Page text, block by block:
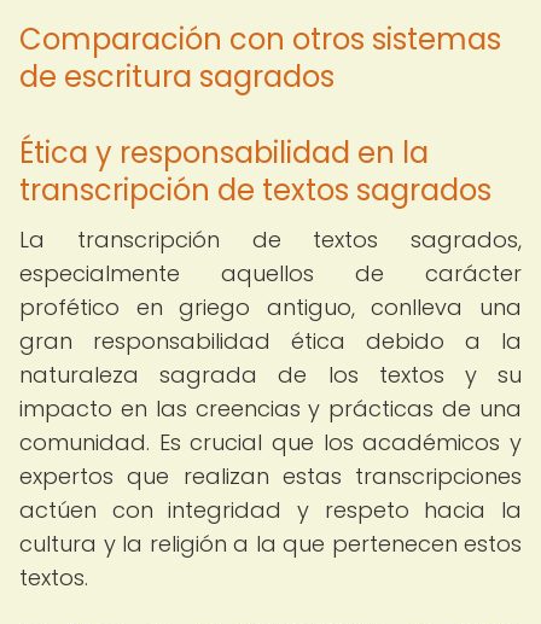
Comparación con otros sistemas
de escritura sagrados
Ética y responsabilidad en la
transcripción de textos sagrados
La transcripción de textos sagrados,
especialmente aquellos de carácter
profético en griego antiguo, conlleva una
gran responsabilidad ética debido a la
naturaleza sagrada de los textos y su
impacto en las creencias y prácticas de una
comunidad. Es crucial que los académicos y
expertos que realizan estas transcripciones
actúen con integridad y respeto hacia la
cultura y la religión a la que pertenecen estos
textos.